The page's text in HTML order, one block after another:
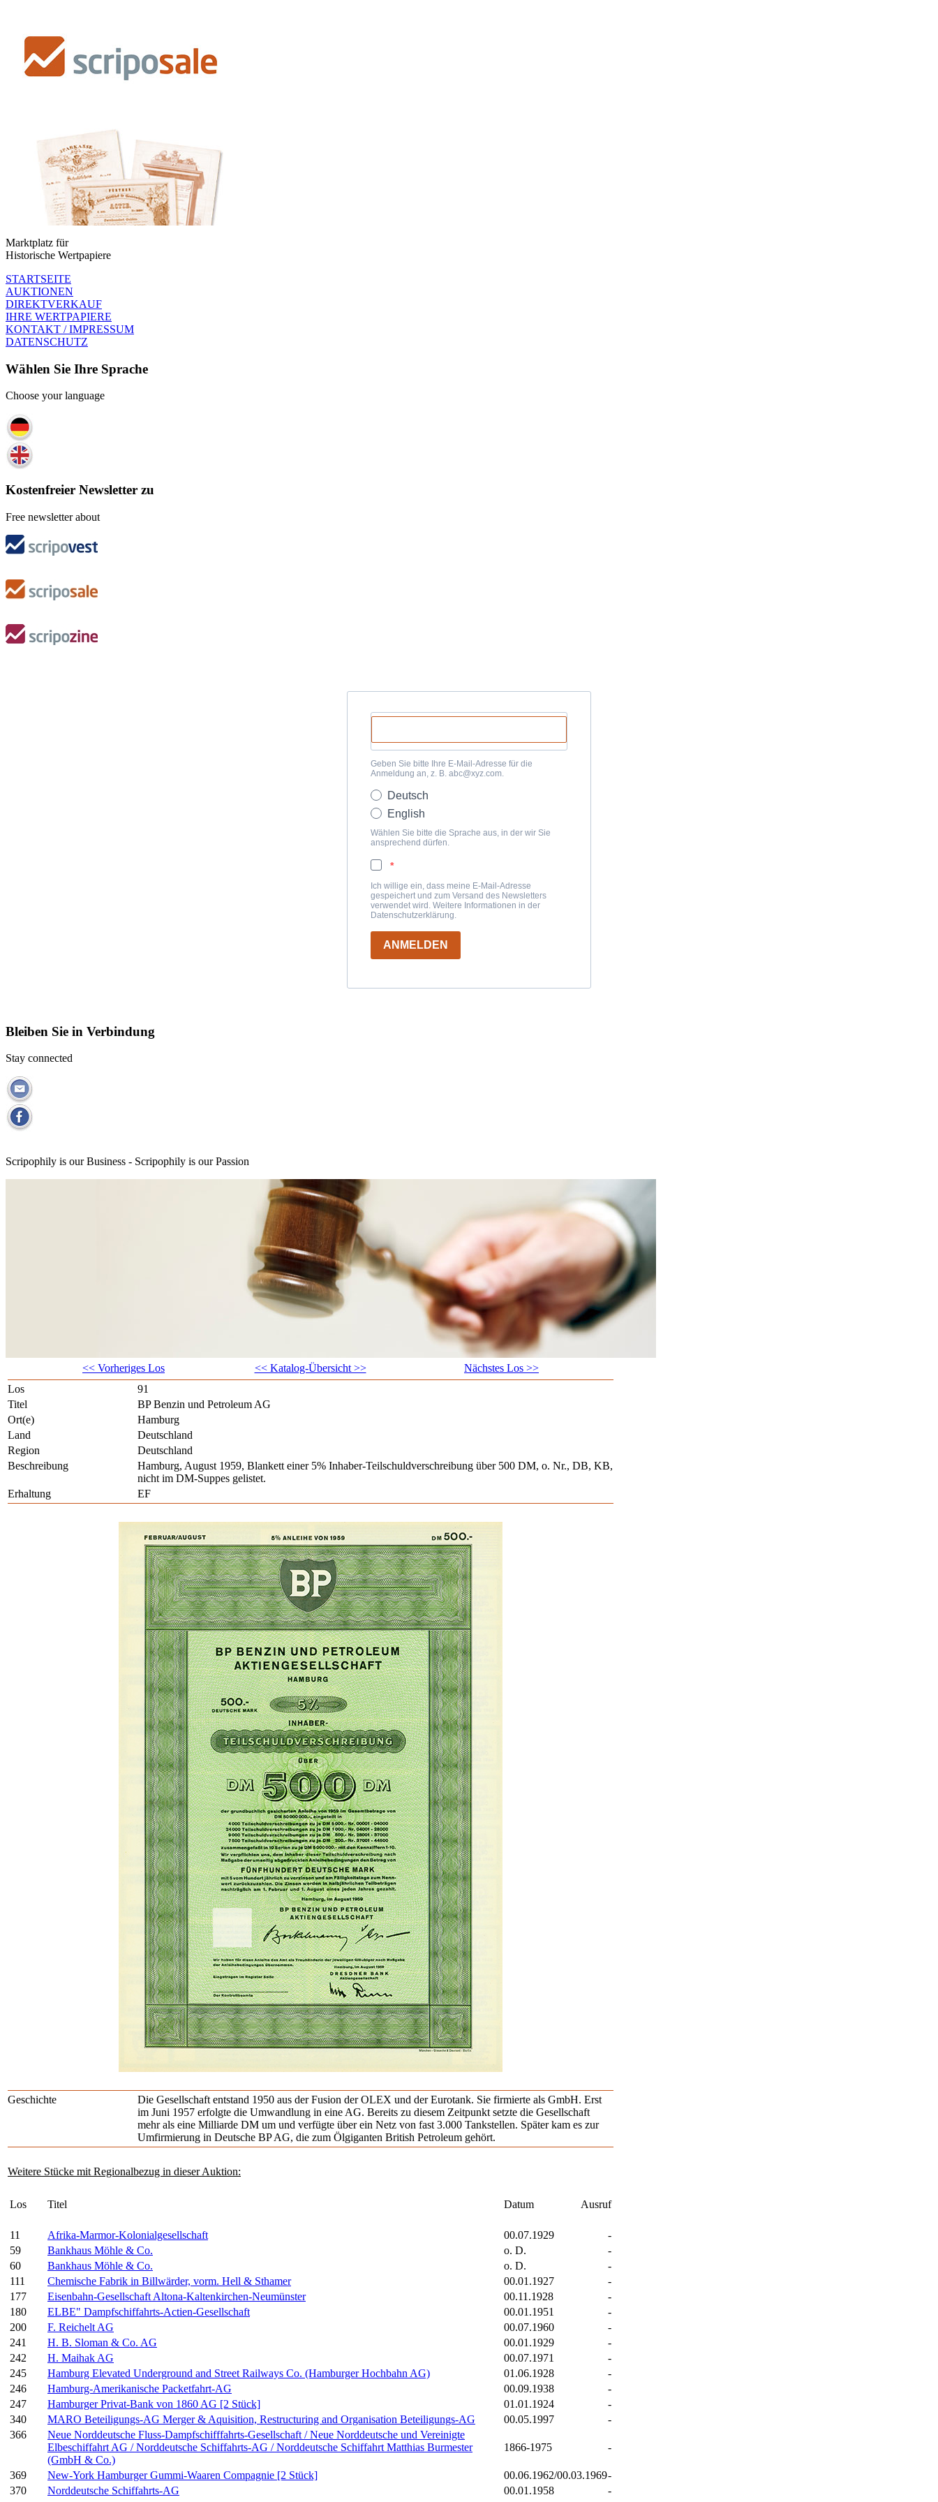
Marktplatz für
Historische Wertpapiere
STARTSEITE
AUKTIONEN
DIREKTVERKAUF
IHRE WERTPAPIERE
KONTAKT / IMPRESSUM
DATENSCHUTZ
Wählen Sie Ihre Sprache
Choose your language
Kostenfreier Newsletter zu
Free newsletter about
Geben Sie bitte Ihre E-Mail-Adresse für die
Anmeldung an, z. B. abc@xyz.com.
Deutsch
English
Wählen Sie bitte die Sprache aus, in der wir Sie
ansprechend dürfen.
Ich willige ein, dass meine E-Mail-Adresse
gespeichert und zum Versand des Newsletters
verwendet wird. Weitere Informationen in der
Datenschutzerklärung.
ANMELDEN
Bleiben Sie in Verbindung
Stay connected
Scripophily is our Business - Scripophily is our Passion
<< Vorheriges Los << Katalog-Übersicht >>
Nächstes Los >>
Los
91
Titel
BP Benzin und Petroleum AG
Ort(e)
Hamburg
Land
Deutschland
Region
Deutschland
Beschreibung
Hamburg, August 1959, Blankett einer 5% Inhaber-Teilschuldverschreibung über 500 DM, o. Nr., DB, KB,
nicht im DM-Suppes gelistet.
Erhaltung
EF
Geschichte
Die Gesellschaft entstand 1950 aus der Fusion der OLEX und der Eurotank. Sie firmierte als GmbH. Erst
im Juni 1957 erfolgte die Umwandlung in eine AG. Bereits zu diesem Zeitpunkt setzte die Gesellschaft
mehr als eine Milliarde DM um und verfügte über ein Netz von fast 3.000 Tankstellen. Später kam es zur
Umfirmierung in Deutsche BP AG, die zum Ölgiganten British Petroleum gehört.
Weitere Stücke mit Regionalbezug in dieser Auktion:
Los Titel Datum Ausruf
11 Afrika-Marmor-Kolonialgesellschaft 00.07.1929
-
59
Bankhaus Möhle & Co. o. D.
-
60
Bankhaus Möhle & Co. o. D.
-
111
Chemische Fabrik in Billwärder, vorm. Hell & Sthamer 00.01.1927
-
177
Eisenbahn-Gesellschaft Altona-Kaltenkirchen-Neumünster 00.11.1928
-
180
ELBE" Dampfschiffahrts-Actien-Gesellschaft 00.01.1951
-
200
F. Reichelt AG 00.07.1960
-
241
H. B. Sloman & Co. AG 00.01.1929
-
242
H. Maihak AG 00.07.1971
-
245
Hamburg Elevated Underground and Street Railways Co. (Hamburger Hochbahn AG) 01.06.1928
-
246
Hamburg-Amerikanische Packetfahrt-AG 00.09.1938
-
247
Hamburger Privat-Bank von 1860 AG [2 Stück] 01.01.1924
-
340
MARO Beteiligungs-AG Merger & Aquisition, Restructuring and Organisation Beteiligungs-AG 00.05.1997
-
366
Neue Norddeutsche Fluss-Dampfschifffahrts-Gesellschaft / Neue Norddeutsche und Vereinigte
Elbeschiffahrt AG / Norddeutsche Schiffahrts-AG / Norddeutsche Schiffahrt Matthias Burmester
(GmbH & Co.)
1866-1975 -
369 New-York Hamburger Gummi-Waaren Compagnie [2 Stück] 00.06.1962/00.03.1969-
370
Norddeutsche Schiffahrts-AG 00.01.1958
-